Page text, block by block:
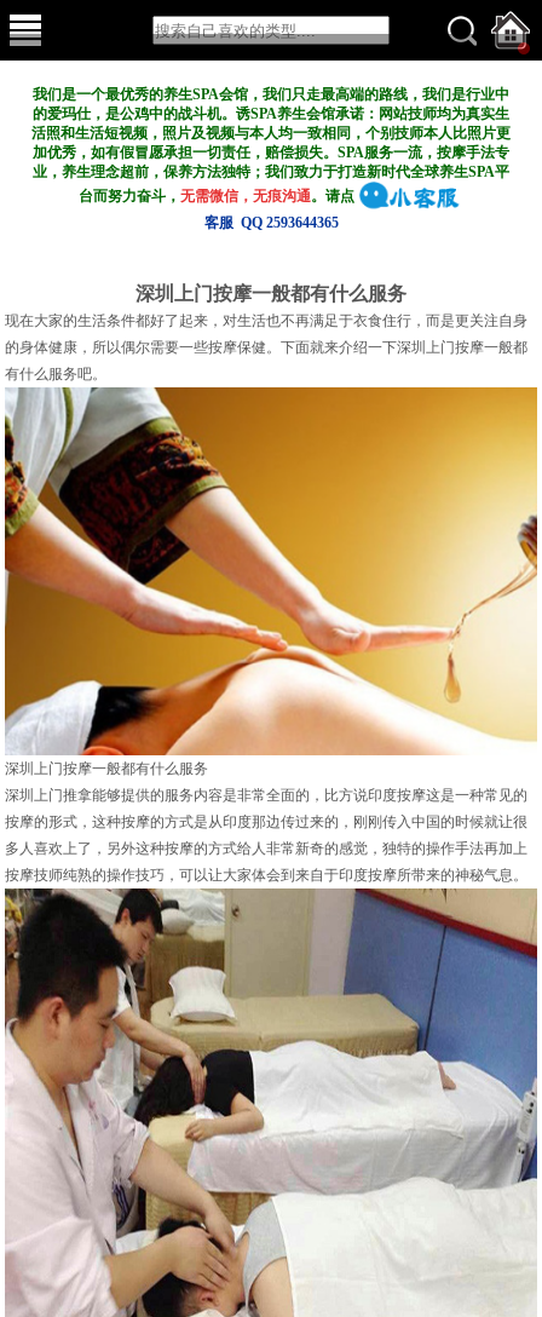
我们是一个最优秀的养生SPA会馆，我们只走最高端的路线，我们是行业中
的爱玛仕，是公鸡中的战斗机。诱SPA养生会馆承诺：网站技师均为真实生
活照和生活短视频，照片及视频与本人均一致相同，个别技师本人比照片更
加优秀，如有假冒愿承担一切责任，赔偿损失。SPA服务一流，按摩手法专
业，养生理念超前，保养方法独特；我们致力于打造新时代全球养生SPA平
台而努力奋斗，无需微信，无痕沟通。请点
客服 QQ 2593644365
深圳上门按摩一般都有什么服务
现在大家的生活条件都好了起来，对生活也不再满足于衣食住行，而是更关注自身
的身体健康，所以偶尔需要一些按摩保健。下面就来介绍一下深圳上门按摩一般都
有什么服务吧。
深圳上门按摩一般都有什么服务
深圳上门推拿能够提供的服务内容是非常全面的，比方说印度按摩这是一种常见的
按摩的形式，这种按摩的方式是从印度那边传过来的，刚刚传入中国的时候就让很
多人喜欢上了，另外这种按摩的方式给人非常新奇的感觉，独特的操作手法再加上
按摩技师纯熟的操作技巧，可以让大家体会到来自于印度按摩所带来的神秘气息。